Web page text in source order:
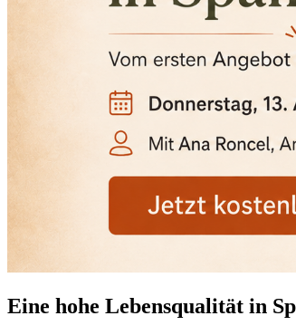
Eine hohe Lebensqualität in